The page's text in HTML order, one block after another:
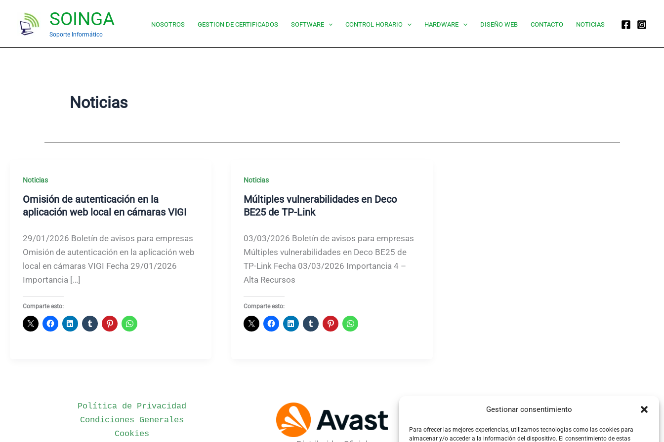
Gestionar consentimiento
Para ofrecer las mejores experiencias, utilizamos tecnologías como las cookies para
almacenar y/o acceder a la información del dispositivo. El consentimiento de estas
contenido
SOINGA
Soporte Informático
NOSOTROS GESTION DE CERTIFICADOS SOFTWARE CONTROL HORARIO HARDWARE DISEÑO WEB CONTACTO NOTICIAS
Noticias
Noticias
Omisión de autenticación en la
aplicación web local en cámaras VIGI
29/01/2026 Boletín de avisos para empresas
Omisión de autenticación en la aplicación web
local en cámaras VIGI Fecha 29/01/2026
Importancia […]
Comparte esto:
Noticias
Múltiples vulnerabilidades en Deco
BE25 de TP-Link
03/03/2026 Boletín de avisos para empresas
Múltiples vulnerabilidades en Deco BE25 de
TP-Link Fecha 03/03/2026 Importancia 4 –
Alta Recursos
Comparte esto:
Política de Privacidad
Condiciones Generales
Cookies
CONTROL REMOTO